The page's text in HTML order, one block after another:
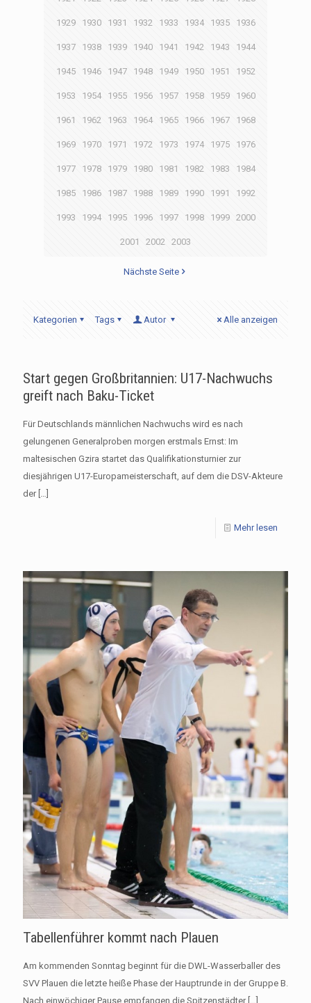
1929 1930 1931 1932 1933 1934 1935 1936
1937 1938 1939 1940 1941 1942 1943 1944
1945 1946 1947 1948 1949 1950 1951 1952
1953 1954 1955 1956 1957 1958 1959 1960
1961 1962 1963 1964 1965 1966 1967 1968
1969 1970 1971 1972 1973 1974 1975 1976
1977 1978 1979 1980 1981 1982 1983 1984
1985 1986 1987 1988 1989 1990 1991 1992
1993 1994 1995 1996 1997 1998 1999 2000
2001 2002 2003
Nächste Seite
Kategorien Tags Autor Alle anzeigen
Start gegen Großbritannien: U17-Nachwuchs
greift nach Baku-Ticket
Für Deutschlands männlichen Nachwuchs wird es nach
gelungenen Generalproben morgen erstmals Ernst: Im
maltesischen Gzira startet das Qualifikationsturnier zur
diesjährigen U17-Europameisterschaft, auf dem die DSV-Akteure
der[…]
Mehr lesen
Tabellenführer kommt nach Plauen
Am kommenden Sonntag beginnt für die DWL-Wasserballer des
SVV Plauen die letzte heiße Phase der Hauptrunde in der Gruppe B.
Nach einwöchiger Pause empfangen die Spitzenstädter[…]